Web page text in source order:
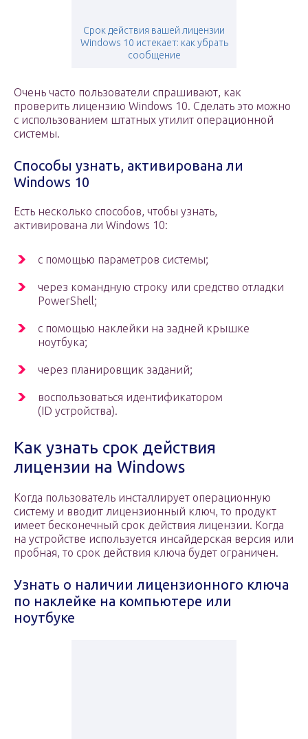
Срок действия вашей лицензии
Windows 10 истекает: как убрать
сообщение
Очень часто пользователи спрашивают, как
проверить лицензию Windows 10. Сделать это можно
с использованием штатных утилит операционной
системы.
Способы узнать, активирована ли
Windows 10
Есть несколько способов, чтобы узнать,
активирована ли Windows 10:
с помощью параметров системы;
через командную строку или средство отладки
PowerShell;
с помощью наклейки на задней крышке
ноутбука;
через планировщик заданий;
воспользоваться идентификатором
(ID устройства).
Как узнать срок действия
лицензии на Windows
Когда пользователь инсталлирует операционную
систему и вводит лицензионный ключ, то продукт
имеет бесконечный срок действия лицензии. Когда
на устройстве используется инсайдерская версия или
пробная, то срок действия ключа будет ограничен.
Узнать о наличии лицензионного ключа
по наклейке на компьютере или
ноутбуке